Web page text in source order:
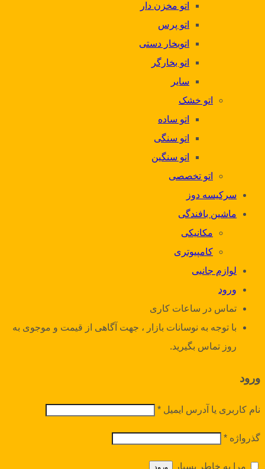
اتو مخزن دار
اتو پرس
اتوبخار دستی
اتو بخارگر
سایر
اتو خشک
اتو ساده
اتو سنگی
اتو سنگین
اتو تخصصی
سرکیسه دوز
ماشین بافندگی
مکانیکی
کامپیوتری
لوازم جانبی
ورود
تماس در ساعات کاری
با توجه به نوسانات بازار ، جهت آگاهی از قیمت و موجوی به
روز تماس بگیرید.
ورود
نام کاربری یا آدرس ایمیل *
گذرواژه *
مرا به خاطر بسپار ورود